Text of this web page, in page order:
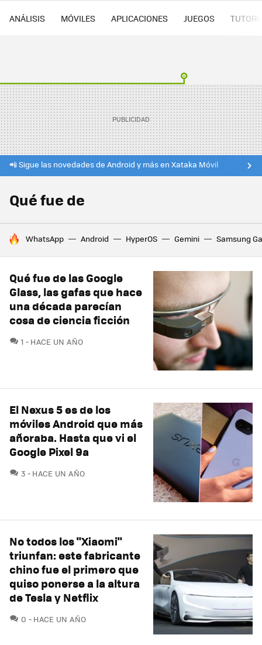
ANÁLISIS MÓVILES APLICACIONES JUEGOS
📲 Sigue las novedades de Android y más en Xataka Móvil
Qué fue de
HOY SE HABLA DE
WhatsApp Android HyperOS Gemini Samsung
Qué fue de las Google
Glass, las gafas que hace
una década parecían
cosa de ciencia ficción
1 COMENTARIOS
HACE UN AÑO
El Nexus 5 es de los
móviles Android que más
añoraba. Hasta que vi el
Google Pixel 9a
3 COMENTARIOS
HACE UN AÑO
No todos los "Xiaomi"
triunfan: este fabricante
chino fue el primero que
quiso ponerse a la altura
de Tesla y Netflix
0 COMENTARIOS
HACE UN AÑO